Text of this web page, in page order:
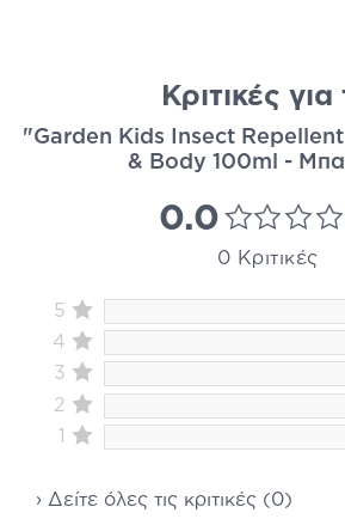
Κριτικές για
"Garden Kids Insect
& Body 100ml -
0.0
0 Κριτικές
5
4
3
2
1
› Δείτε όλες τις κριτικές (0)